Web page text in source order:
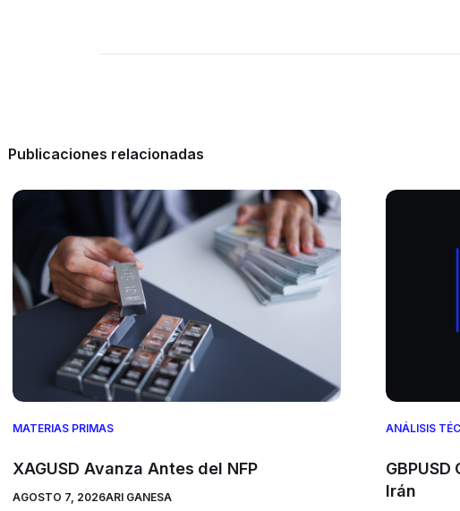
Publicaciones relacionadas
MATERIAS PRIMAS
XAGUSD Avanza Antes del NFP
AGOSTO 7, 2026ARI GANESA
ANÁLISIS
Irán